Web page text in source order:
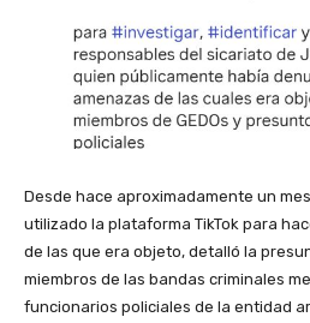
Desde hace aproximadamente un
utilizado la plataforma TikTok para
de las que era objeto, detalló la
miembros de las bandas criminales
funcionarios policiales de la entidad